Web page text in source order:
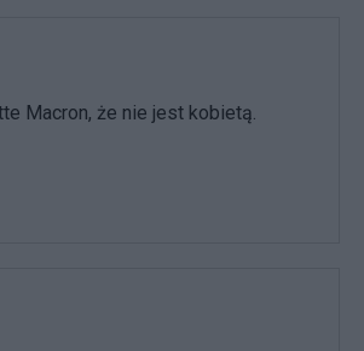
Macron, że nie jest kobietą.